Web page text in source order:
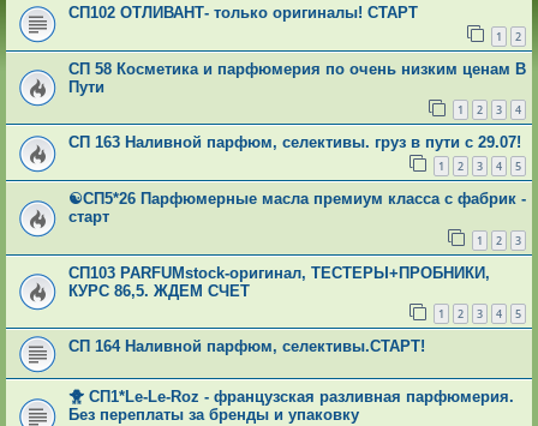
СП102 ОТЛИВАНТ- только оригиналы! СТАРТ
1 2
СП 58 Косметика и парфюмерия по очень низким ценам В
Пути
1 2 3 4
СП 163 Наливной парфюм, селективы. груз в пути с 29.07!
1 2 3 4 5
☯СП5*26 Парфюмерные масла премиум класса с фабрик -
старт
1 2 3
СП103 PARFUMstock-оригинал, ТЕСТЕРЫ+ПРОБНИКИ,
КУРС 86,5. ЖДЕМ СЧЕТ
1 2 3 4 5
СП 164 Наливной парфюм, селективы.СТАРТ!
🐥 СП1*Le-Le-Roz - французская разливная парфюмерия.
Без переплаты за бренды и упаковку